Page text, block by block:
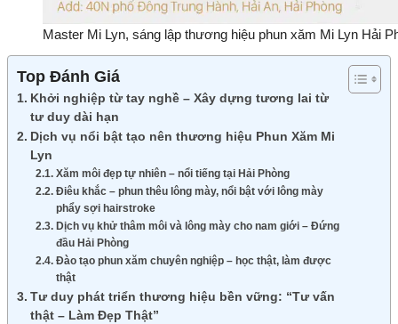
Master Mi Lyn, sáng lập thương hiệu phun xăm Mi Lyn Hải
Top Đánh Giá
Khởi nghiệp từ tay nghề – Xây dựng tương lai từ
tư duy dài hạn
Dịch vụ nổi bật tạo nên thương hiệu Phun Xăm Mi
Lyn
Xăm môi đẹp tự nhiên – nổi tiếng tại Hải Phòng
Điêu khắc – phun thêu lông mày, nổi bật với lông mày
phẩy sợi hairstroke
Dịch vụ khử thâm môi và lông mày cho nam giới – Đứng
đầu Hải Phòng
Đào tạo phun xăm chuyên nghiệp – học thật, làm được
thật
Tư duy phát triển thương hiệu bền vững: “Tư vấn
thật – Làm Đẹp Thật”